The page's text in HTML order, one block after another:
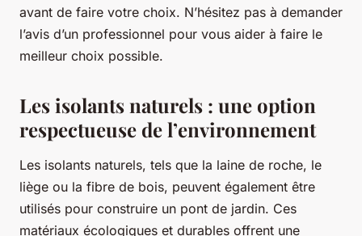
avant de faire votre choix. N’hésitez pas à demander
l’avis d’un professionnel pour vous aider à faire le
meilleur choix possible.
Les isolants naturels : une option
respectueuse de l’environnement
Les isolants naturels, tels que la laine de roche, le
liège ou la fibre de bois, peuvent également être
utilisés pour construire un pont de jardin. Ces
matériaux écologiques et durables offrent une